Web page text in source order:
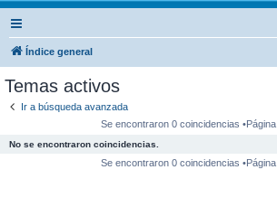
Índice general
Temas activos
Ir a búsqueda avanzada
Se encontraron 0 coincidencias •Página
No se encontraron coincidencias.
Se encontraron 0 coincidencias •Página